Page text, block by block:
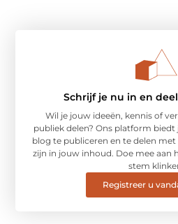
Schrijf je nu in en
Wil je jouw ideeën, kennis of
publiek delen? Ons platform
blog te publiceren en te delen met
zijn in jouw inhoud. Doe mee aan
stem
Registreer u